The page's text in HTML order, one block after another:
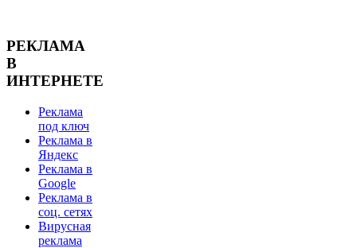
РЕКЛАМА
В
ИНТЕРНЕТЕ
Реклама
под ключ
Реклама в
Яндекс
Реклама в
Google
Реклама в
соц. сетях
Вирусная
реклама